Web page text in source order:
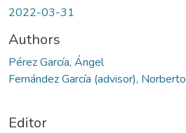
2022-03-31
Authors
Pérez García, Ángel
Fernández García (advisor), Norberto
Editor